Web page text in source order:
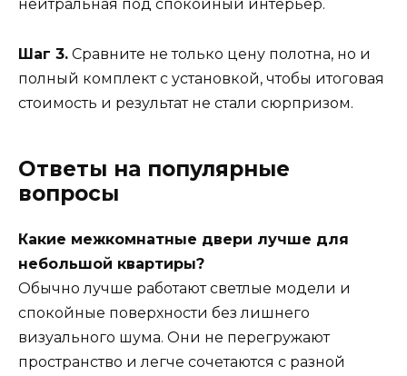
нейтральная под спокойный интерьер.
Шаг 3. Сравните не только цену полотна, но и
полный комплект с установкой, чтобы итоговая
стоимость и результат не стали сюрпризом.
Ответы на популярные
вопросы
Какие межкомнатные двери лучше для
небольшой квартиры?
Обычно лучше работают светлые модели и
спокойные поверхности без лишнего
визуального шума. Они не перегружают
пространство и легче сочетаются с разной